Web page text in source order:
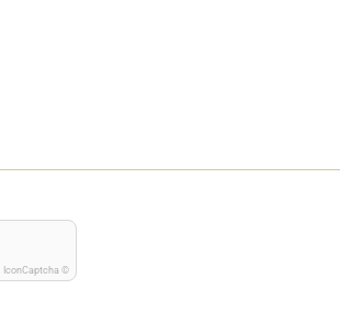
IconCaptcha ©